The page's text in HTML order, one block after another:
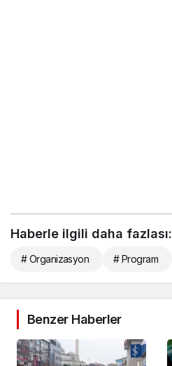
Haberle ilgili daha fazlası:
# Organizasyon # Program
Benzer Haberler